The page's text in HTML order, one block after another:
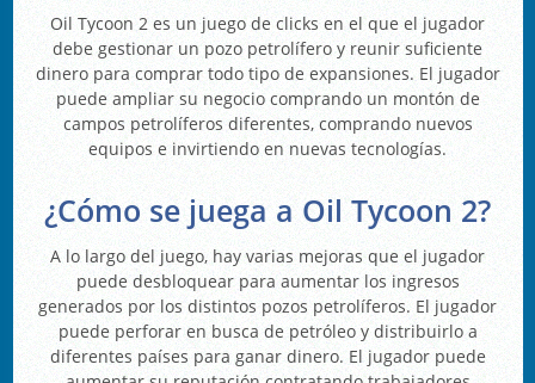
Oil Tycoon 2 es un juego de clicks en el que el jugador
debe gestionar un pozo petrolífero y reunir suficiente
dinero para comprar todo tipo de expansiones. El jugador
puede ampliar su negocio comprando un montón de
campos petrolíferos diferentes, comprando nuevos
equipos e invirtiendo en nuevas tecnologías.
¿Cómo se juega a Oil Tycoon 2?
A lo largo del juego, hay varias mejoras que el jugador
puede desbloquear para aumentar los ingresos
generados por los distintos pozos petrolíferos. El jugador
puede perforar en busca de petróleo y distribuirlo a
diferentes países para ganar dinero. El jugador puede